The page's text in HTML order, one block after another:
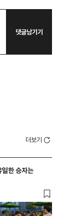
댓글남기기
더보기
일한 승자는